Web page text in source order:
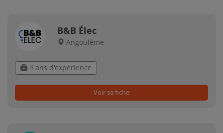
B&B Élec
Angoulême
4 ans d'expérience
Voir sa fiche